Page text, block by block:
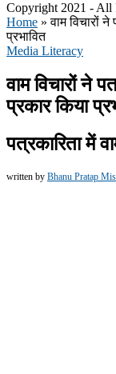
Copyright 2021 - All
Home »वाम विचारों
प्रभावित
Media Literacy
वाम विचारों ने
प्रकार किया
पत्रकारिता में
written by Bhanu Pratap